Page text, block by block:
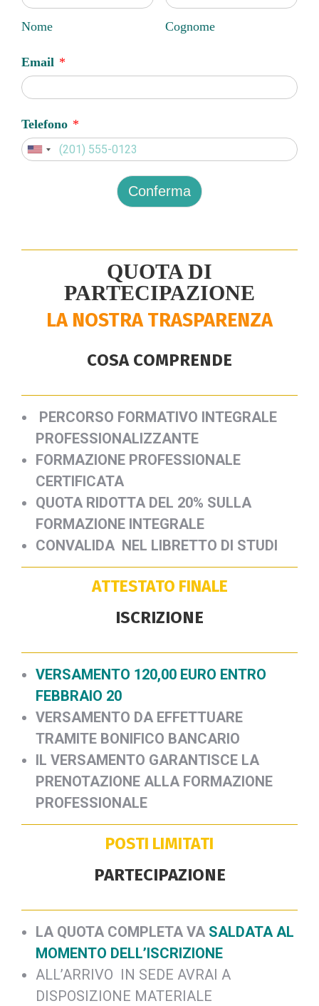
Nome Cognome
Email *
Telefono *
Conferma
QUOTA DI
PARTECIPAZIONE
LA NOSTRA TRASPARENZA
COSA COMPRENDE
PERCORSO FORMATIVO INTEGRALE
PROFESSIONALIZZANTE
FORMAZIONE PROFESSIONALE
CERTIFICATA
QUOTA RIDOTTA DEL 20% SULLA
FORMAZIONE INTEGRALE
CONVALIDA NEL LIBRETTO DI STUDI
ATTESTATO FINALE
ISCRIZIONE
VERSAMENTO 120,00 EURO ENTRO
FEBBRAIO 20
VERSAMENTO DA EFFETTUARE
TRAMITE BONIFICO BANCARIO
IL VERSAMENTO GARANTISCE LA
PRENOTAZIONE ALLA FORMAZIONE
PROFESSIONALE
POSTI LIMITATI
PARTECIPAZIONE
LA QUOTA COMPLETA VA SALDATA AL
MOMENTO DELL’ISCRIZIONE
ALL’ARRIVO IN SEDE AVRAI A
DISPOSIZIONE MATERIALE